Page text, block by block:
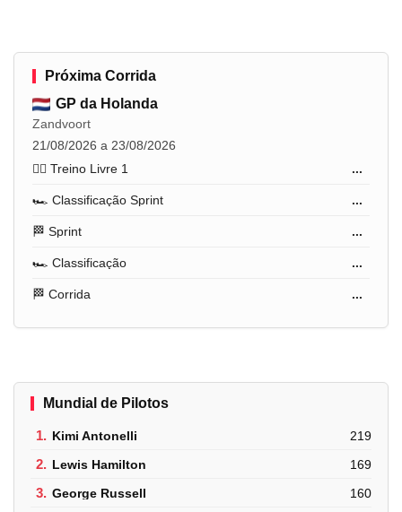
Próxima Corrida
GP da Holanda
Zandvoort
21/08/2026 a 23/08/2026
🏋️‍♂️ Treino Livre 1
...
🏎️ Classificação Sprint ...
🏁 Sprint ...
🏎️ Classificação ...
🏁 Corrida ...
Mundial de Pilotos
1. Kimi Antonelli 219
2. Lewis Hamilton 169
3. George Russell 160